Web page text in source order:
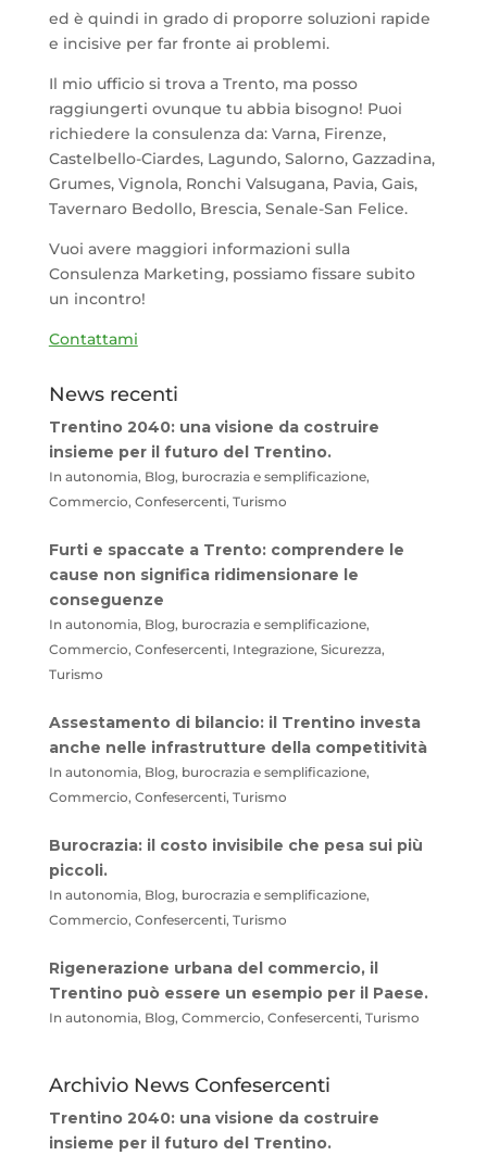
ed è quindi in grado di proporre soluzioni rapide
e incisive per far fronte ai problemi.
Il mio ufficio si trova a Trento, ma posso
raggiungerti ovunque tu abbia bisogno! Puoi
richiedere la consulenza da: Varna, Firenze,
Castelbello-Ciardes, Lagundo, Salorno, Gazzadina,
Grumes, Vignola, Ronchi Valsugana, Pavia, Gais,
Tavernaro Bedollo, Brescia, Senale-San Felice.
Vuoi avere maggiori informazioni sulla
Consulenza Marketing, possiamo fissare subito
un incontro!
Contattami
News recenti
Trentino 2040: una visione da costruire
insieme per il futuro del Trentino.
In autonomia, Blog, burocrazia e semplificazione,
Commercio, Confesercenti, Turismo
Furti e spaccate a Trento: comprendere le
cause non significa ridimensionare le
conseguenze
In autonomia, Blog, burocrazia e semplificazione,
Commercio, Confesercenti, Integrazione, Sicurezza,
Turismo
Assestamento di bilancio: il Trentino investa
anche nelle infrastrutture della competitività
In autonomia, Blog, burocrazia e semplificazione,
Commercio, Confesercenti, Turismo
Burocrazia: il costo invisibile che pesa sui più
piccoli.
In autonomia, Blog, burocrazia e semplificazione,
Commercio, Confesercenti, Turismo
Rigenerazione urbana del commercio, il
Trentino può essere un esempio per il Paese.
In autonomia, Blog, Commercio, Confesercenti, Turismo
Archivio News Confesercenti
Trentino 2040: una visione da costruire
insieme per il futuro del Trentino.